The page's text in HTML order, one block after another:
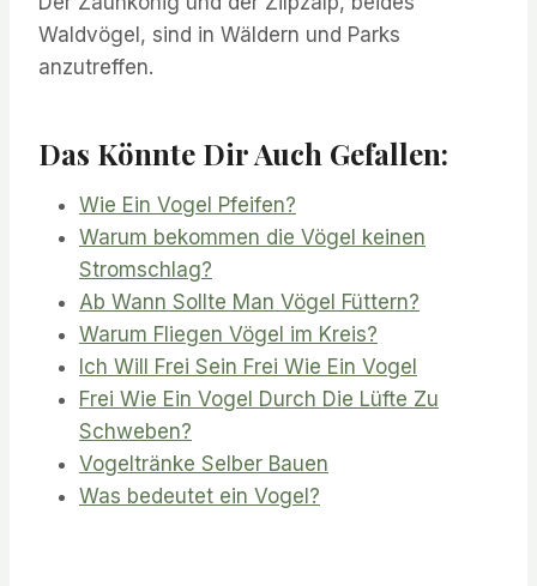
Waldvögel, sind in Wäldern und Parks
anzutreffen.
Das Könnte Dir Auch Gefallen:
Wie Ein Vogel Pfeifen?
Warum bekommen die Vögel keinen
Stromschlag?
Ab Wann Sollte Man Vögel Füttern?
Warum Fliegen Vögel im Kreis?
Ich Will Frei Sein Frei Wie Ein Vogel
Frei Wie Ein Vogel Durch Die Lüfte Zu
Schweben?
Vogeltränke Selber Bauen
Was bedeutet ein Vogel?